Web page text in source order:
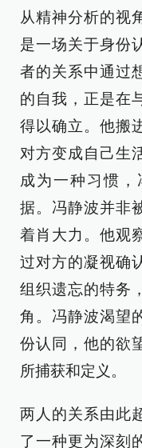
从精神分析的视
是一场关于身份
者的关系中通过
的自我，正是在
得以确立。他搬
对方变成自己生
成为一种习惯
据。冯静波并非
着肖大力。他观
过对方的凝视确
组织遗忘的特务
角。冯静波渴望
份认同，他的欲
所捕获和定义。
两人的关系由此
了一种更为深刻